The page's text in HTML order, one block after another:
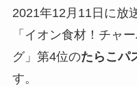
2021年12月11日に放
「イオン食材！チャ
グ」第4位のたらこパ
す。